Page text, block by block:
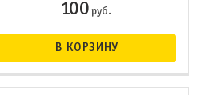
100руб.
В КОРЗИНУ